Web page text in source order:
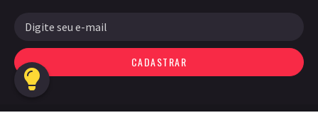
CADASTRAR